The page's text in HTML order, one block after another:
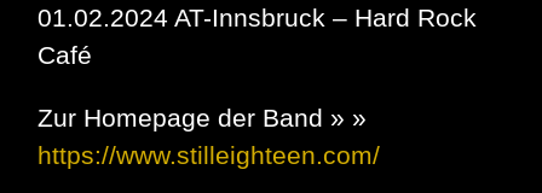
01.02.2024 AT-Innsbruck – Hard Rock
Café
Zur Homepage der Band » »
https://www.stilleighteen.com/